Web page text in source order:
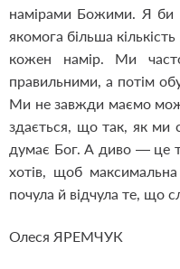
намірами Божими. Я би
якомога більша
кожен намір. Ми
правильними, а потім
Ми не завжди маємо
здається, що так, як ми
думає Бог. А диво — це
хотів, щоб максимальна
почула й відчула те, що
Олеся ЯРЕМЧУК